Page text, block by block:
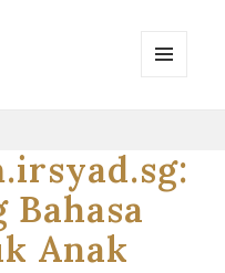
Anak